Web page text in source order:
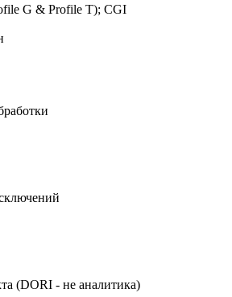
G & Profile T); CGI
(DORI - не аналитика)